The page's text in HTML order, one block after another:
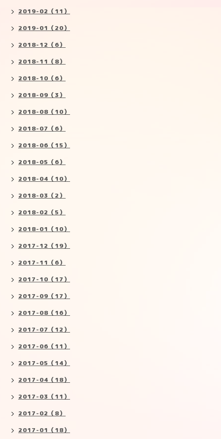
2019-02（11）
2019-01（20）
2018-12（6）
2018-11（8）
2018-10（6）
2018-09（3）
2018-08（10）
2018-07（6）
2018-06（15）
2018-05（6）
2018-04（10）
2018-03（2）
2018-02（5）
2018-01（10）
2017-12（19）
2017-11（6）
2017-10（17）
2017-09（17）
2017-08（16）
2017-07（12）
2017-06（11）
2017-05（14）
2017-04（18）
2017-03（11）
2017-02（8）
2017-01（18）